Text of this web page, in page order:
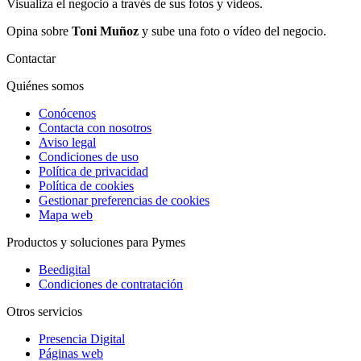
Visualiza el negocio a través de sus fotos y vídeos.
Opina sobre Toni Muñoz y sube una foto o vídeo del negocio.
Contactar
Quiénes somos
Conócenos
Contacta con nosotros
Aviso legal
Condiciones de uso
Política de privacidad
Política de cookies
Gestionar preferencias de cookies
Mapa web
Productos y soluciones para Pymes
Beedigital
Condiciones de contratación
Otros servicios
Presencia Digital
Páginas web